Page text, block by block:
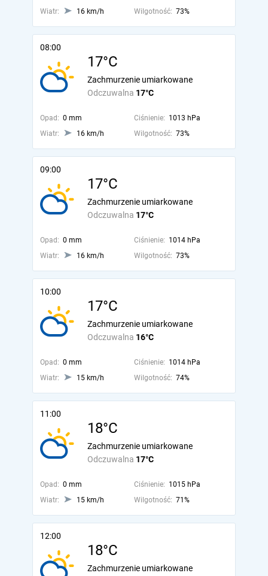
Wiatr: 16 km/h Wilgotność: 73%
08:00
17°C
Odczuwalna 17°C
Zachmurzenie umiarkowane
Opad: 0 mm Ciśnienie: 1013 hPa
Wiatr:
16 km/h Wilgotność: 73%
09:00
17°C
Odczuwalna 17°C
Zachmurzenie umiarkowane
Opad: 0 mm Ciśnienie: 1014 hPa
Wiatr:
16 km/h Wilgotność: 73%
10:00
17°C
Odczuwalna 16°C
Zachmurzenie umiarkowane
Opad: 0 mm Ciśnienie: 1014 hPa
Wiatr:
15 km/h Wilgotność: 74%
11:00
18°C
Odczuwalna 17°C
Zachmurzenie umiarkowane
Opad: 0 mm Ciśnienie: 1015 hPa
Wiatr:
15 km/h Wilgotność: 71%
12:00
18°C
Zachmurzenie umiarkowane